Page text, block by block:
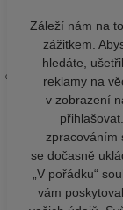
Záleží nám na
zážitkem.
hledáte,
reklamy na
v zobrazení
zpracováním
se dočasně
„V pořádku“
vám